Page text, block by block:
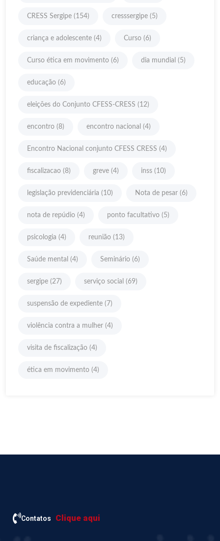
CRESS Sergipe (154) cresssergipe (5)
criança e adolescente (4) Curso (6)
Curso ética em movimento (6) dia mundial (5)
educação (6)
eleições do Conjunto CFESS-CRESS (12)
encontro (8) encontro nacional (4)
Encontro Nacional conjunto CFESS CRESS (4)
fiscalizacao (8) greve (4) inss (10)
legislação previdenciária (10) Nota de pesar (6)
nota de repúdio (4) ponto facultativo (5)
psicologia (4) reunião (13)
Saúde mental (4) Seminário (6)
sergipe (27) serviço social (69)
suspensão de expediente (7)
violência contra a mulher (4)
visita de fiscalização (4)
ética em movimento (4)
Contatos Clique aqui